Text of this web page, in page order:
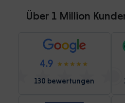
Über 1 Million
4.9
130 bewertungen